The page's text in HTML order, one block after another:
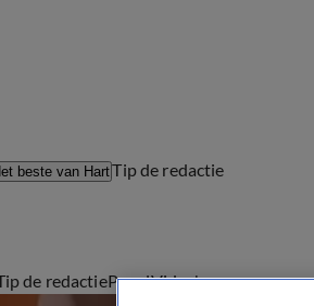
beste van HartTip de redactie
de redactiePanelVideo's